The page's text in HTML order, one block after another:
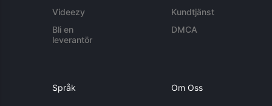
Videezy
Bli en
leverantör
Kundtjänst
DMCA
Språk Om Oss